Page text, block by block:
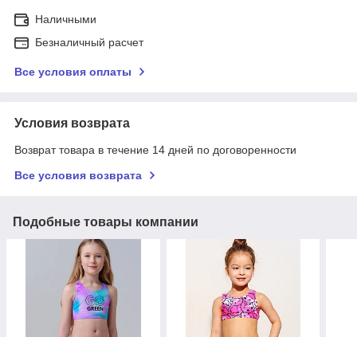
Наличными
Безналичный расчет
Все условия оплаты
Условия возврата
Возврат товара в течение 14 дней по договоренности
Все условия возврата
Подобные товары компании